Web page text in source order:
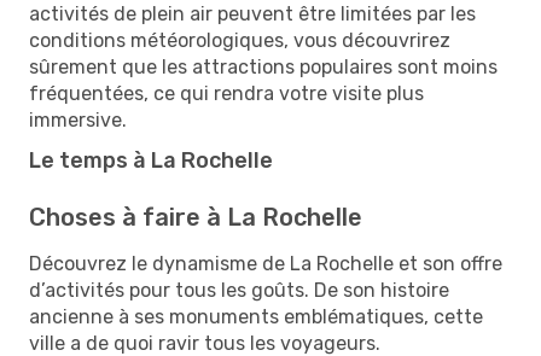
activités de plein air peuvent être limitées par les
conditions météorologiques, vous découvrirez
sûrement que les attractions populaires sont moins
fréquentées, ce qui rendra votre visite plus
immersive.
Le temps à La Rochelle
Choses à faire à La Rochelle
Découvrez le dynamisme de La Rochelle et son offre
d’activités pour tous les goûts. De son histoire
ancienne à ses monuments emblématiques, cette
ville a de quoi ravir tous les voyageurs.